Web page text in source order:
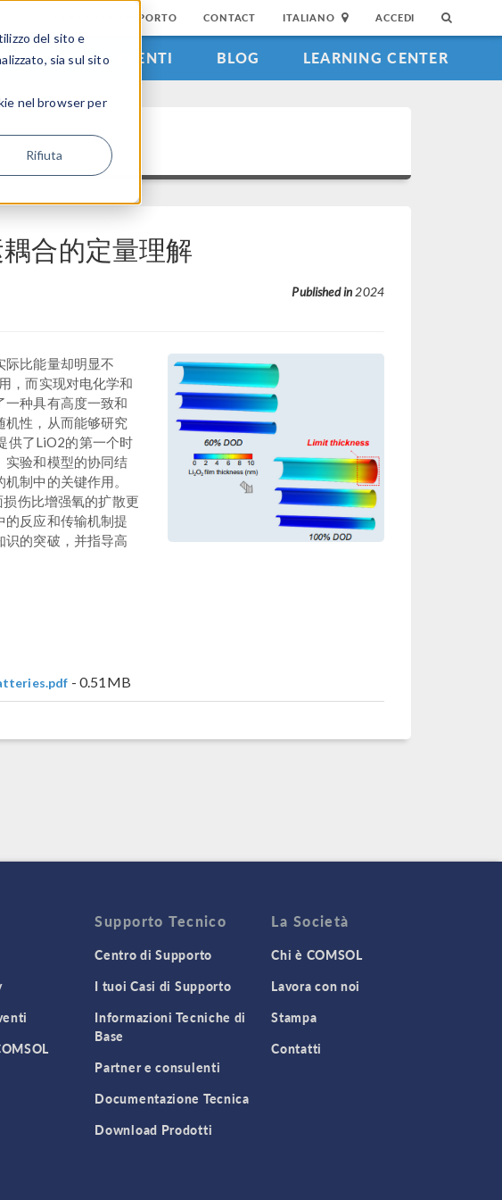
del sito e
sia sul sito
nel browser per
Rifiuta
CENTRO DI SUPPORTO CONTACT ITALIANO ACCEDI
VIDEO EVENTI BLOG LEARNING CENTER
合的定量理解
Published in 2024
际比能量却明显不
，而实现对电化学和
一种具有高度一致和
机性，从而能够研究
供了LiO2的第一个时
实验和模型的协同结
制中的关键作用。
伤比增强氧的扩散更
的反应和传输机制提
识的突破，并指导高
- 0.51MB
Supporto Tecnico
Centro di Supporto
I tuoi Casi di Supporto
Informazioni Tecniche di
Base
Partner e consulenti
Documentazione Tecnica
Download Prodotti
La Società
Chi è COMSOL
Lavora con noi
Stampa
Contatti